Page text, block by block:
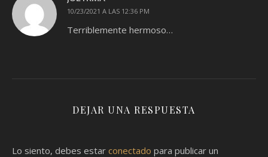
10/23/2021 A LAS 12:36 PM
Terriblemente hermoso…
DEJAR UNA RESPUESTA
Lo siento, debes estar conectado para publicar un